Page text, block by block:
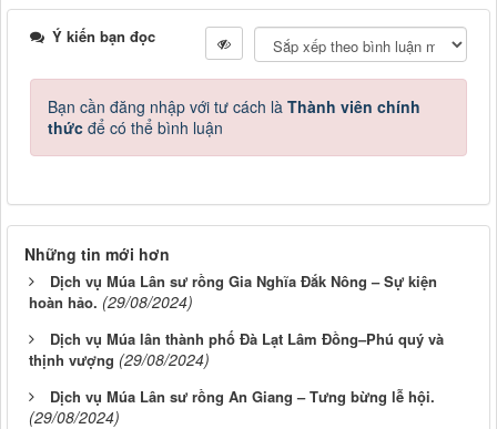
Ý kiến bạn đọc
Bạn cần đăng nhập với tư cách là Thành viên chính
thức để có thể bình luận
Những tin mới hơn
Dịch vụ Múa Lân sư rồng Gia Nghĩa Đắk Nông – Sự kiện
hoàn hảo. (29/08/2024)
Dịch vụ Múa lân thành phố Đà Lạt Lâm Đồng–Phú quý và
thịnh vượng (29/08/2024)
Dịch vụ Múa Lân sư rồng An Giang – Tưng bừng lễ hội.
(29/08/2024)